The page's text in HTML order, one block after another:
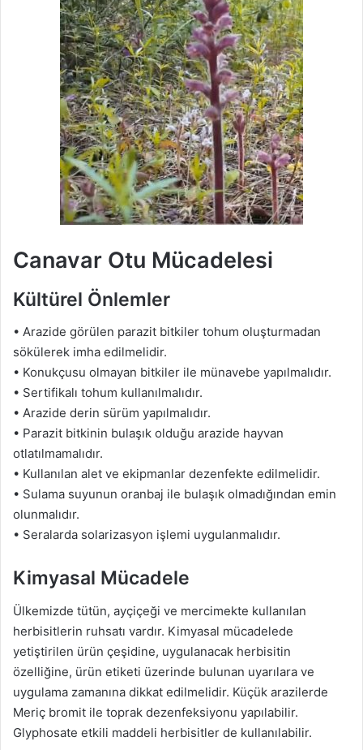
Canavar Otu Mücadelesi
Kültürel Önlemler
• Arazide görülen parazit bitkiler tohum oluşturmadan
sökülerek imha edilmelidir.
• Konukçusu olmayan bitkiler ile münavebe yapılmalıdır.
• Sertifikalı tohum kullanılmalıdır.
• Arazide derin sürüm yapılmalıdır.
• Parazit bitkinin bulaşık olduğu arazide hayvan
otlatılmamalıdır.
• Kullanılan alet ve ekipmanlar dezenfekte edilmelidir.
• Sulama suyunun oranbaj ile bulaşık olmadığından emin
olunmalıdır.
• Seralarda solarizasyon işlemi uygulanmalıdır.
Kimyasal Mücadele
Ülkemizde tütün, ayçiçeği ve mercimekte kullanılan
herbisitlerin ruhsatı vardır. Kimyasal mücadelede
yetiştirilen ürün çeşidine, uygulanacak herbisitin
özelliğine, ürün etiketi üzerinde bulunan uyarılara ve
uygulama zamanına dikkat edilmelidir. Küçük arazilerde
Meriç bromit ile toprak dezenfeksiyonu yapılabilir.
Glyphosate etkili maddeli herbisitler de kullanılabilir.